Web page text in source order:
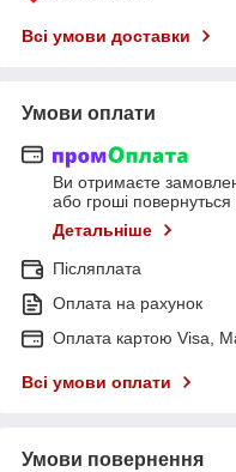
Всі умови доставки
Умови оплати
Ви отримаєте
або гроші
Детальніше
Післяплата
Оплата на рахунок
Оплата картою Visa,
Всі умови оплати
Умови повернення